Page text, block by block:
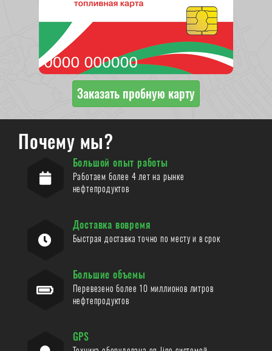
Заказать пробную карту
Почему мы?
Большой опыт работы
Работаем более 4 лет на рынке
нефтепродуктов
Доставка вовремя
Быстрая доставка точно по месту и в срок
Большие объемы
Перевезено более 10 миллионов литров
нефтепродуктов
GPS